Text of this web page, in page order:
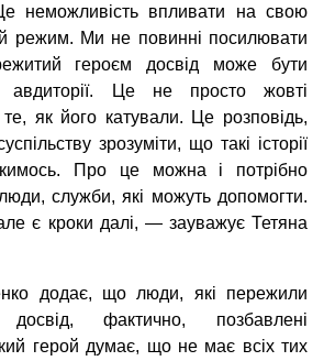
Це неможливість впливати на свою
режим. Ми не повинні посилювати
героєм досвід може бути
авдиторії. Це не просто жовті
як його катували. Це розповідь,
зрозуміти, що такі історії
Про це можна і потрібно
служби, які можуть допомогти.
є кроки далі, — зауважує Тетяна
додає, що люди, які пережили
досвід, фактично, позбавлені
герой думає, що не має всіх тих